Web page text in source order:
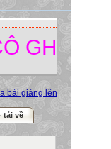
THĂM
bài giảng lên
tải về